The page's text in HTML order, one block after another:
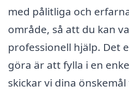
med pålitliga och
område, så att du kan
professionell hjälp. Det
göra är att fylla i en
skickar vi dina